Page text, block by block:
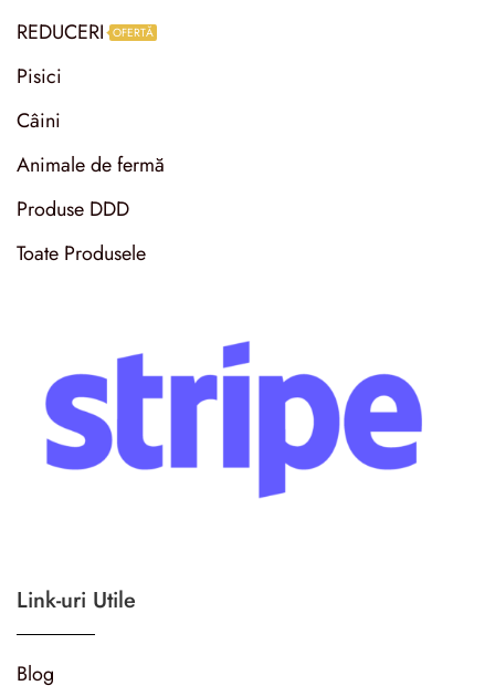
REDUCERI OFERTĂ
Pisici
Câini
Animale de fermă
Produse DDD
Toate Produsele
Link-uri Utile
Blog